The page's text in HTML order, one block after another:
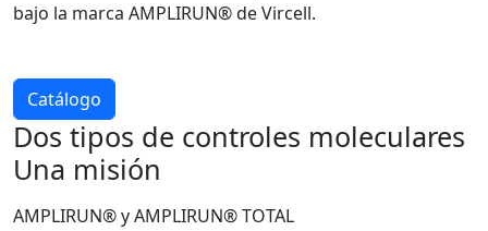
bajo la marca AMPLIRUN® de Vircell.
Catálogo
Dos tipos de controles moleculares
Una misión
AMPLIRUN® y AMPLIRUN® TOTAL